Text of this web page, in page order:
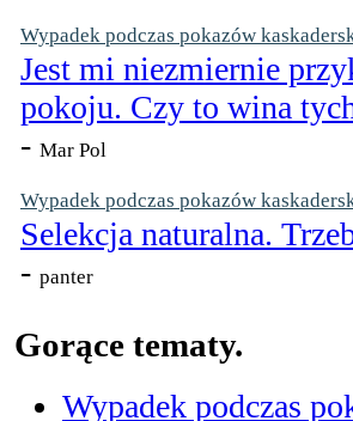
Wypadek podczas pokazów
Jest mi niezmiernie
pokoju. Czy to wina
- Mar Pol
Wypadek podczas pokazów
Selekcja naturalna.
- panter
Gorące tematy.
Wypadek podczas